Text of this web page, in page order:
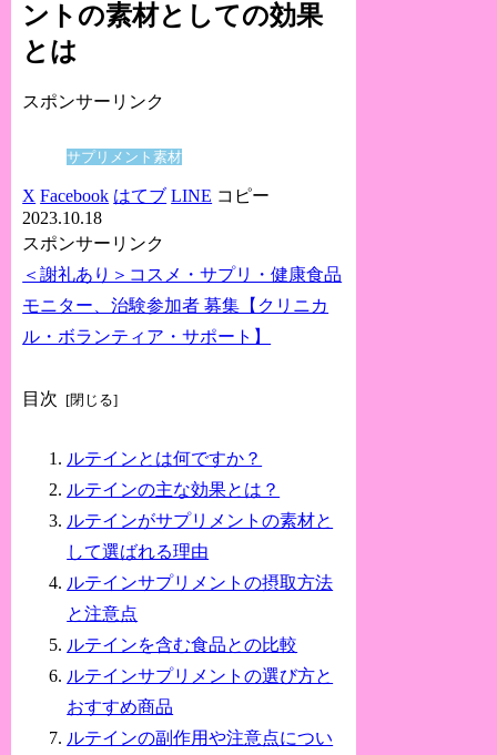
ントの素材としての効果
とは
スポンサーリンク
サプリメント素材
X Facebook はてブ LINE コピー
2023.10.18
スポンサーリンク
＜謝礼あり＞コスメ・サプリ・健康食品
モニター、治験参加者 募集【クリニカ
ル・ボランティア・サポート】
目次
ルテインとは何ですか？
ルテインの主な効果とは？
ルテインがサプリメントの素材と
して選ばれる理由
ルテインサプリメントの摂取方法
と注意点
ルテインを含む食品との比較
ルテインサプリメントの選び方と
おすすめ商品
ルテインの副作用や注意点につい